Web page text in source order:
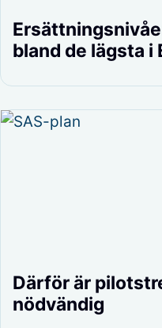
bland de lägsta i
Därför är
nödvändig